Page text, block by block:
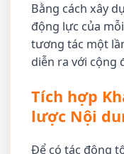
Bằng cách xây
động lực của
tương tác một
diễn ra với cộng
Tích hợp
lược Nội
Để có tác động